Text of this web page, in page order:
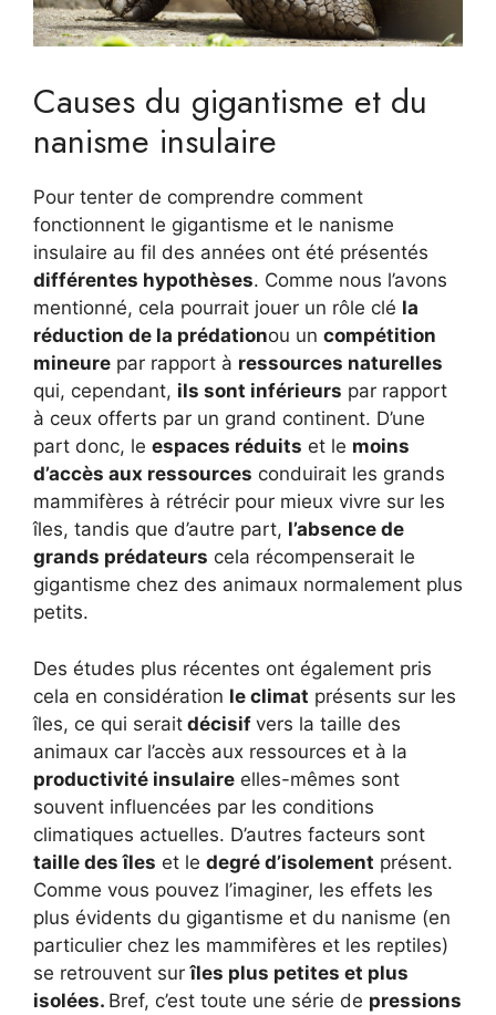
Causes du gigantisme et du
nanisme insulaire
Pour tenter de comprendre comment
fonctionnent le gigantisme et le nanisme
insulaire au fil des années ont été présentés
différentes hypothèses. Comme nous l’avons
mentionné, cela pourrait jouer un rôle clé la
réduction de la prédationou un compétition
mineure par rapport à ressources naturelles
qui, cependant, ils sont inférieurs par rapport
à ceux offerts par un grand continent. D’une
part donc, le espaces réduits et le moins
d’accès aux ressources conduirait les grands
mammifères à rétrécir pour mieux vivre sur les
îles, tandis que d’autre part, l’absence de
grands prédateurs cela récompenserait le
gigantisme chez des animaux normalement plus
petits.
Des études plus récentes ont également pris
cela en considération le climat présents sur les
îles, ce qui serait décisif vers la taille des
animaux car l’accès aux ressources et à la
productivité insulaire elles-mêmes sont
souvent influencées par les conditions
climatiques actuelles. D’autres facteurs sont
taille des îles et le degré d’isolement présent.
Comme vous pouvez l’imaginer, les effets les
plus évidents du gigantisme et du nanisme (en
particulier chez les mammifères et les reptiles)
se retrouvent surîles plus petites et plus
isolées. Bref, c’est toute une série de pressions